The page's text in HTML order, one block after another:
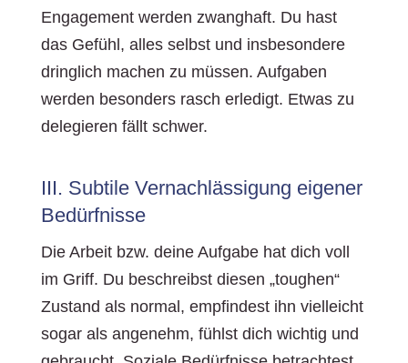
Engagement werden zwanghaft. Du hast
das Gefühl, alles selbst und insbesondere
dringlich machen zu müssen. Aufgaben
werden besonders rasch erledigt. Etwas zu
delegieren fällt schwer.
III. Subtile Vernachlässigung eigener
Bedürfnisse
Die Arbeit bzw. deine Aufgabe hat dich voll
im Griff. Du beschreibst diesen „toughen“
Zustand als normal, empfindest ihn vielleicht
sogar als angenehm, fühlst dich wichtig und